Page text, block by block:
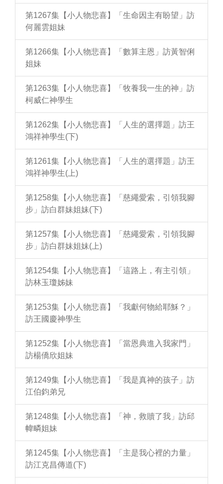
第1267集【小人物悲喜】「生命因主有盼望」訪
何麗雲姐妹
第1266集【小人物悲喜】「數算主恩」訪黃智俐
姐妹
第1263集【小人物悲喜】「牧養我一生的神」訪
柯威仁神學生
第1262集【小人物悲喜】「人生的選擇題」訪王
鴻祥神學生(下)
第1261集【小人物悲喜】「人生的選擇題」訪王
鴻祥神學生(上)
第1258集【小人物悲喜】「慈繩愛索，引領我腳
步」訪白群妹姐妹(下)
第1257集【小人物悲喜】「慈繩愛索，引領我腳
步」訪白群妹姐妹(上)
第1254集【小人物悲喜】「這路上，有主引領」
訪林玉瓊姊妹
第1253集【小人物悲喜】「我獻何物給耶穌？」
訪王國慶神學生
第1252集【小人物悲喜】「當恩典進入我家門」
訪楊僑欣姐妹
第1249集【小人物悲喜】「我是真神的孩子」訪
江伯鈞弟兄
第1248集【小人物悲喜】「神，救贖了我」訪邱
幃疄姐妹
第1245集【小人物悲喜】「主是我心裡的力量」
訪江克昌傳道(下)